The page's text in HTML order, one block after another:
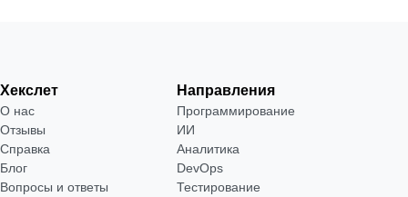
Хекслет
О нас
Отзывы
Справка
Блог
Вопросы и ответы
Направления
Программирование
ИИ
Аналитика
DevOps
Тестирование